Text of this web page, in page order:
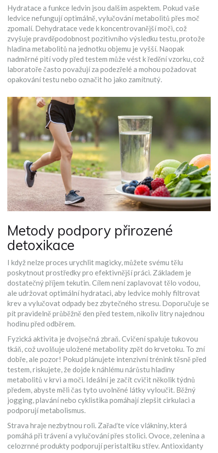
Hydratace a funkce ledvin jsou dalším aspektem. Pokud vaše
ledvice nefungují optimálně, vylučování metabolitů přes moč
zpomalí. Dehydratace vede k koncentrovanější moči, což
zvyšuje pravděpodobnost pozitivního výsledku testu, protože
hladina metabolitů na jednotku objemu je vyšší. Naopak
nadměrné pití vody před testem může vést k ředění vzorku, což
laboratoře často považují za podezřelé a mohou požadovat
opakování testu nebo označit ho jako zamítnutý.
Metody podpory přirozené
detoxikace
I když nelze proces urychlit magicky, můžete svému tělu
poskytnout prostředky pro efektivnější práci. Základem je
dostatečný příjem tekutin. Cílem není zaplavovat tělo vodou,
ale udržovat optimální hydrataci, aby ledvice mohly filtrovat
krev a vylučovat odpady bez zbytečného stresu. Doporučuje se
pít pravidelně průběžně den před testem, nikoliv litry najednou
hodinu před odběrem.
Fyzická aktivita je dvojsečná zbraň. Cvičení spaluje tukovou
tkáň, což uvolňuje uložené metabolity zpět do krvetoku. To zní
dobře, ale pozor! Pokud plánujete intenzivní trénink těsně před
testem, riskujete, že dojde k náhlému nárůstu hladiny
metabolitů v krvi a moči. Ideální je začít cvičit několik týdnů
předem, abyste měli čas tyto uvolněné látky vyloučit. Běžný
jogging, plavání nebo cyklistika pomáhají zlepšit cirkulaci a
podporují metabolismus.
Strava hraje nezbytnou roli. Zařaďte více vlákniny, která
pomáhá při trávení a vylučování přes stolici. Ovoce, zelenina a
celozrnné produkty podporují peristaltiku střev. Antioxidanty